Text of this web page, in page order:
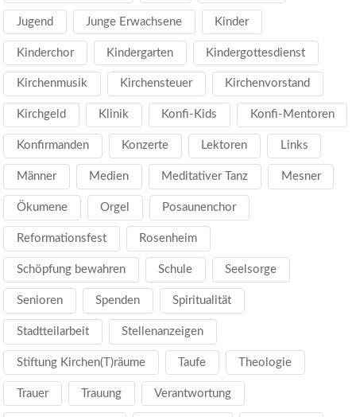
Jugend Junge Erwachsene Kinder
Kinderchor Kindergarten Kindergottesdienst
Kirchenmusik Kirchensteuer Kirchenvorstand
Kirchgeld Klinik Konfi-Kids Konfi-Mentoren
Konfirmanden Konzerte Lektoren Links
Männer Medien Meditativer Tanz Mesner
Ökumene Orgel Posaunenchor
Reformationsfest Rosenheim
Schöpfung bewahren Schule Seelsorge
Senioren Spenden Spiritualität
Stadtteilarbeit Stellenanzeigen
Stiftung Kirchen(T)räume Taufe Theologie
Trauer Trauung Verantwortung